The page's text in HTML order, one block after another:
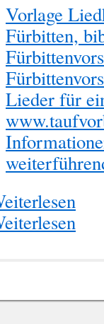
Vorlage
Fürbitten,
Lieder für